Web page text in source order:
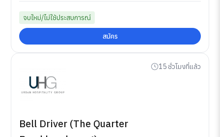
จบใหม่/ไม่ใช้ประสบการณ์
สมัคร
15 ชั่วโมงที่แล้ว
Bell Driver (The Quarter